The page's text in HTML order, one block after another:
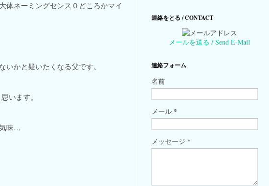
体ネーミングセンス０どころかマイ
いかと疑いたくなる父です。
います。
味…
連絡をとる / CONTACT
メールを送る / Send E-Mail
連絡フォーム
名前
メール *
メッセージ *